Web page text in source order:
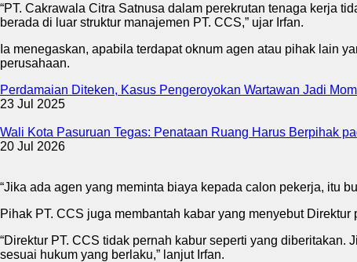
“PT. Cakrawala Citra Satnusa dalam perekrutan tenaga kerja
berada di luar struktur manajemen PT. CCS,” ujar Irfan.
Ia menegaskan, apabila terdapat oknum agen atau pihak lain
perusahaan.
Perdamaian Diteken, Kasus Pengeroyokan Wartawan Jadi
23 Jul 2025
Wali Kota Pasuruan Tegas: Penataan Ruang Harus Berpihak
20 Jul 2026
“Jika ada agen yang meminta biaya kepada calon pekerja, itu
Pihak PT. CCS juga membantah kabar yang menyebut
“Direktur PT. CCS tidak pernah kabur seperti yang
sesuai hukum yang berlaku,” lanjut Irfan.